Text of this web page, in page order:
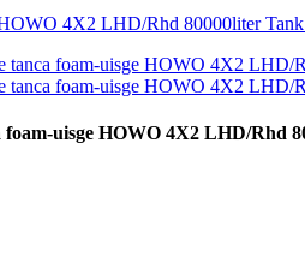
foam-uisge HOWO 4X2 LHD/Rhd